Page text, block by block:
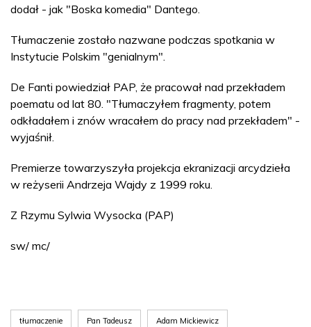
dodał - jak "Boska komedia" Dantego.
Tłumaczenie zostało nazwane podczas spotkania w
Instytucie Polskim "genialnym".
De Fanti powiedział PAP, że pracował nad przekładem
poematu od lat 80. "Tłumaczyłem fragmenty, potem
odkładałem i znów wracałem do pracy nad przekładem" -
wyjaśnił.
Premierze towarzyszyła projekcja ekranizacji arcydzieła
w reżyserii Andrzeja Wajdy z 1999 roku.
Z Rzymu Sylwia Wysocka (PAP)
sw/ mc/
tłumaczenie Pan Tadeusz Adam Mickiewicz